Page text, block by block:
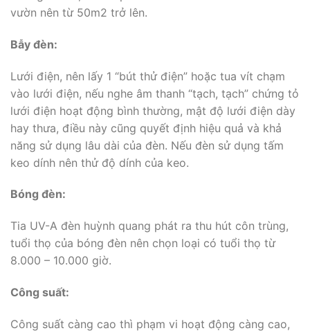
vườn nên từ 50m2 trở lên.
Bẫy đèn:
Lưới điện, nên lấy 1 “bút thử điện” hoặc tua vít chạm
vào lưới điện, nếu nghe âm thanh “tạch, tạch” chứng tỏ
lưới điện hoạt động bình thường, mật độ lưới điện dày
hay thưa, điều này cũng quyết định hiệu quả và khả
năng sử dụng lâu dài của đèn. Nếu đèn sử dụng tấm
keo dính nên thử độ dính của keo.
Bóng đèn:
Tia UV-A đèn huỳnh quang phát ra thu hút côn trùng,
tuổi thọ của bóng đèn nên chọn loại có tuổi thọ từ
8.000 – 10.000 giờ.
Công suất:
Công suất càng cao thì phạm vi hoạt động càng cao,